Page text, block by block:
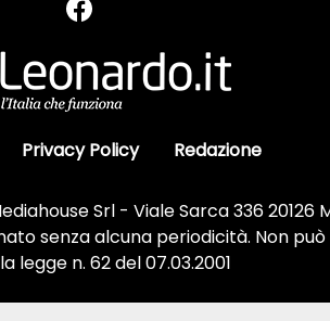
Privacy Policy Redazione
Srl - Viale Sarca 336 20126
senza alcuna periodicità. Non
legge n. 62 del 07.03.2001